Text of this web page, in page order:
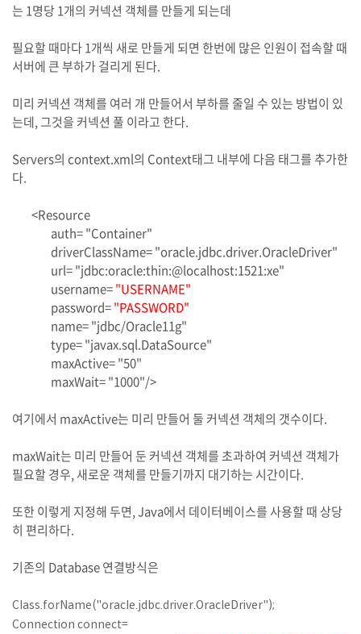
는 1명당 1개의 커넥션 객체를 만들게 되는데
필요할 때마다 1개씩 새로 만들게 되면 한번에 많은 인원이 접속할 때
서버에 큰 부하가 걸리게 된다.
미리 커넥션 객체를 여러 개 만들어서 부하를 줄일 수 있는 방법이 있
는데, 그것을 커넥션 풀 이라고 한다.
Servers의 context.xml의 Context태그 내부에 다음 태그를 추가한
다.
<Resource
auth= "Container"
driverClassName= "oracle.jdbc.driver.OracleDriver"
url= "jdbc:oracle:thin:@localhost:1521:xe"
username="USERNAME"
password="PASSWORD"
name= "jdbc/Oracle11g"
type= "javax.sql.DataSource"
maxActive= "50"
maxWait= "1000"/>
여기에서 maxActive는 미리 만들어 둘 커넥션 객체의 갯수이다.
maxWait는 미리 만들어 둔 커넥션 객체를 초과하여 커넥션 객체가
필요할 경우, 새로운 객체를 만들기까지 대기하는 시간이다.
또한 이렇게 지정해 두면, Java에서 데이터베이스를 사용할 때 상당
히 편리하다.
기존의 Database 연결방식은
Class.forName("oracle.jdbc.driver.OracleDriver");
Connection connect=